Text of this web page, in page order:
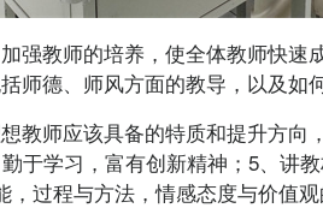
教师的培养，使全体教师快速
师德、师风方面的教导，以及如
师应该具备的特质和提升方向
于学习，富有创新精神；5、讲
过程与方法，情感态度与价值观